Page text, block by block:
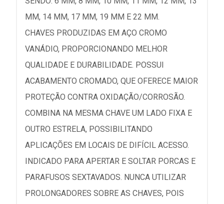
MM, 14 MM, 17 MM, 19 MM E 22 MM.
CHAVES PRODUZIDAS EM AÇO CROMO
VANÁDIO, PROPORCIONANDO MELHOR
QUALIDADE E DURABILIDADE. POSSUI
ACABAMENTO CROMADO, QUE OFERECE MAIOR
PROTEÇÃO CONTRA OXIDAÇÃO/CORROSÃO.
COMBINA NA MESMA CHAVE UM LADO FIXA E
OUTRO ESTRELA, POSSIBILITANDO
APLICAÇÕES EM LOCAIS DE DIFÍCIL ACESSO.
INDICADO PARA APERTAR E SOLTAR PORCAS E
PARAFUSOS SEXTAVADOS. NUNCA UTILIZAR
PROLONGADORES SOBRE AS CHAVES, POIS